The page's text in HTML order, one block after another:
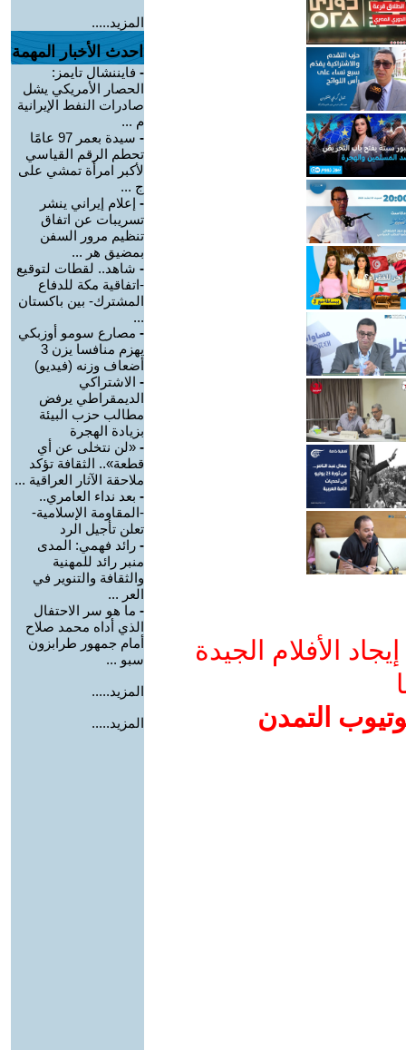
الأفلام الجيدة
التمدن
المزيد.....
احدث الأخبار المهمة
- فايننشال تايمز:
الحصار الأمريكي يشل
صادرات النفط الإيرانية
م ...
-
سيدة بعمر 97 عامًا
تحطم الرقم القياسي
لأكبر امرأة تمشي على
ج ...
- إعلام إيراني ينشر
تسريبات عن اتفاق
تنظيم مرور السفن
بمضيق هر ...
- شاهد.. لقطات لتوقيع
-اتفاقية مكة للدفاع
المشترك- بين باكستان
...
- مصارع سومو أوزبكي
يهزم منافسا يزن 3
أضعاف وزنه (فيديو)
- الاشتراكي
الديمقراطي يرفض
مطالب حزب البيئة
بزيادة الهجرة
- «لن نتخلى عن أي
قطعة».. الثقافة تؤكد
ملاحقة الآثار العراقية ...
- بعد نداء العامري..
-المقاومة الإسلامية-
تعلن تأجيل الرد
- رائد فهمي: المدى
منبر رائد للمهنية
والثقافة والتنوير في
العر ...
- ما هو سر الاحتفال
الذي أداه محمد صلاح
أمام جمهور طرابزون
سبو ...
المزيد.....
المزيد.....